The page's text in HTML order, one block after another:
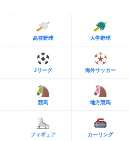
高校野球 大学野球
Jリーグ 海外サッカー
競馬 地方競馬
フィギュア カーリング